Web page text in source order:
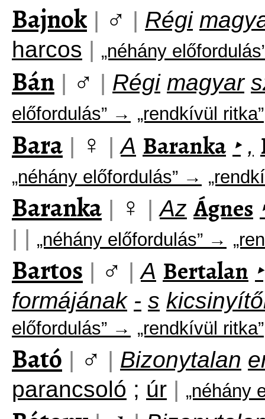
Bajnok | ♂ | Régi
harcos | „néhány
Bán | ♂ | Régi magyar
előfordulás” → „rendkívül ritka”
Bara | ♀ | A Baranka ‣ ,
„néhány előfordulás” →
Baranka | ♀ | Az Ágnes
| | „néhány előfordulás” →
Bartos | ♂ | A Bertalan ‣
formájának - s
előfordulás” → „rendkívül ritka”
Bató | ♂ | Bizonytalan
parancsoló ; úr | „néhány